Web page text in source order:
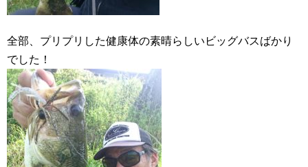
全部、プリプリした健康体の素晴らしいビッグバスばかり
でした！